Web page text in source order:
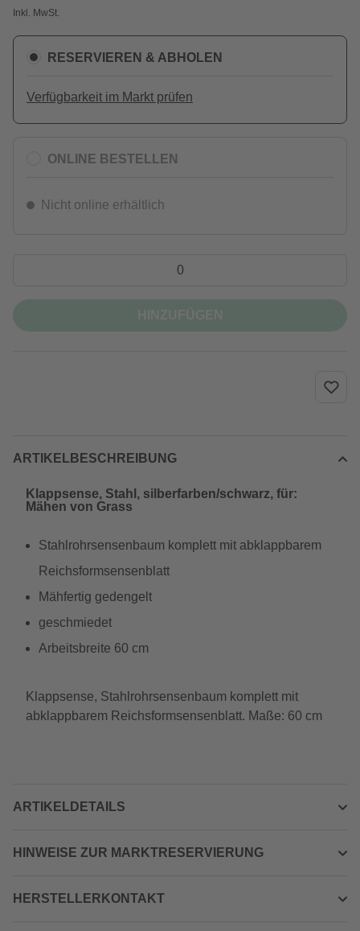
Inkl. MwSt.
RESERVIEREN & ABHOLEN
Verfügbarkeit im Markt prüfen
ONLINE BESTELLEN
Nicht online erhältlich
ARTIKELBESCHREIBUNG
Klappsense, Stahl, silberfarben/schwarz, für:
Mähen von Grass
Stahlrohrsensenbaum komplett mit abklappbarem
Reichsformsensenblatt
Mähfertig gedengelt
geschmiedet
Arbeitsbreite 60 cm
Klappsense, Stahlrohrsensenbaum komplett mit
abklappbarem Reichsformsensenblatt. Maße: 60 cm
ARTIKELDETAILS
HINWEISE ZUR MARKTRESERVIERUNG
HERSTELLERKONTAKT